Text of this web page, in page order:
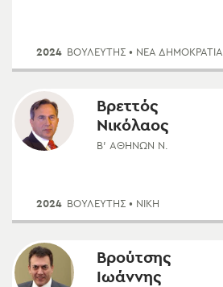
2024 ΒΟΥΛΕΥΤΗΣ • ΝΈΑ ΔΗΜΟΚΡΑΤΊΑ
Βρεττός
Νικόλαος
Β' ΑΘΗΝΏΝ Ν.
2024 ΒΟΥΛΕΥΤΗΣ • ΝΙΚΗ
Βρούτσης
Ιωάννης